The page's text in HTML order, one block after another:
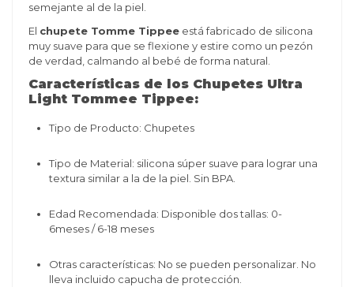
semejante al de la piel.
El chupete Tomme Tippeeestá fabricado de silicona
muy suave para que se flexione y estire como un pezón
de verdad, calmando al bebé de forma natural.
Características de los Chupetes Ultra
Light Tommee Tippee:
Tipo de Producto: Chupetes
Tipo de Material: silicona súper suave para lograr una
textura similar a la de la piel. Sin BPA.
Edad Recomendada: Disponible dos tallas: 0-
6meses / 6-18 meses
Otras características: No se pueden personalizar. No
lleva incluido capucha de protección.